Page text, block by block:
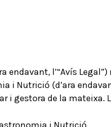
endavant, l’“Avís
i Nutrició (d’ara
i gestora de la mateixa.